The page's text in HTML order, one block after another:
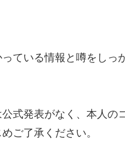
ている情報と噂をしっ
式発表がなく、本人の
ご了承ください。